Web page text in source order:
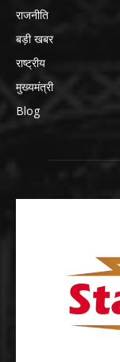
राजनीति
बड़ी खबर
राष्ट्रीय
मुख्यमंत्री
Blog